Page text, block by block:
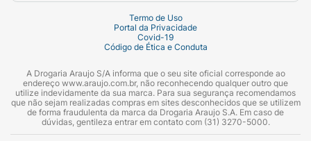
Termo de Uso
Portal da Privacidade
Covid-19
Código de Ética e Conduta
A Drogaria Araujo S/A informa que o seu site oficial corresponde ao
endereço www.araujo.com.br, não reconhecendo qualquer outro que
utilize indevidamente da sua marca. Para sua segurança recomendamos
que não sejam realizadas compras em sites desconhecidos que se utilizem
de forma fraudulenta da marca da Drogaria Araujo S.A. Em caso de
dúvidas, gentileza entrar em contato com (31) 3270-5000.